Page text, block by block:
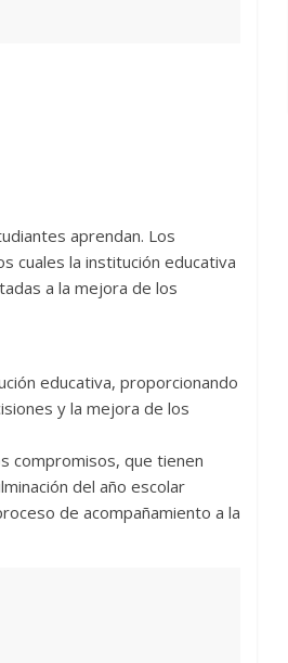
aprendan. Los
cuales la institución educativa
a la mejora de los
educativa, proporcionando
y la mejora de los
compromisos, que tienen
del año escolar
de acompañamiento a la